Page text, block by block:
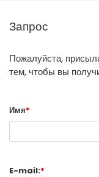
Запрос
Пожалуйста,
тем, чтобы вы
Имя*
E-mail:*